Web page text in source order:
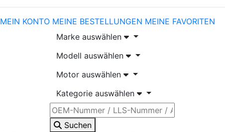
MEIN KONTO MEINE BESTELLUNGEN MEINE FAVORITEN
Marke auswählen
Modell auswählen
Motor auswählen
Kategorie auswählen
Suchen